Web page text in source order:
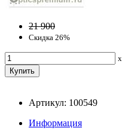
21 900
Скидка 26%
x
Артикул: 100549
Информация